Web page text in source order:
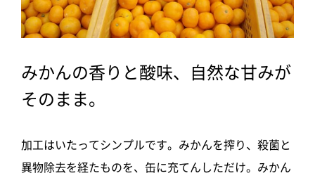
みかんの香りと酸味、自然な甘みが
そのまま。
加工はいたってシンプルです。みかんを搾り、殺菌と
異物除去を経たものを、缶に充てんしただけ。みかん